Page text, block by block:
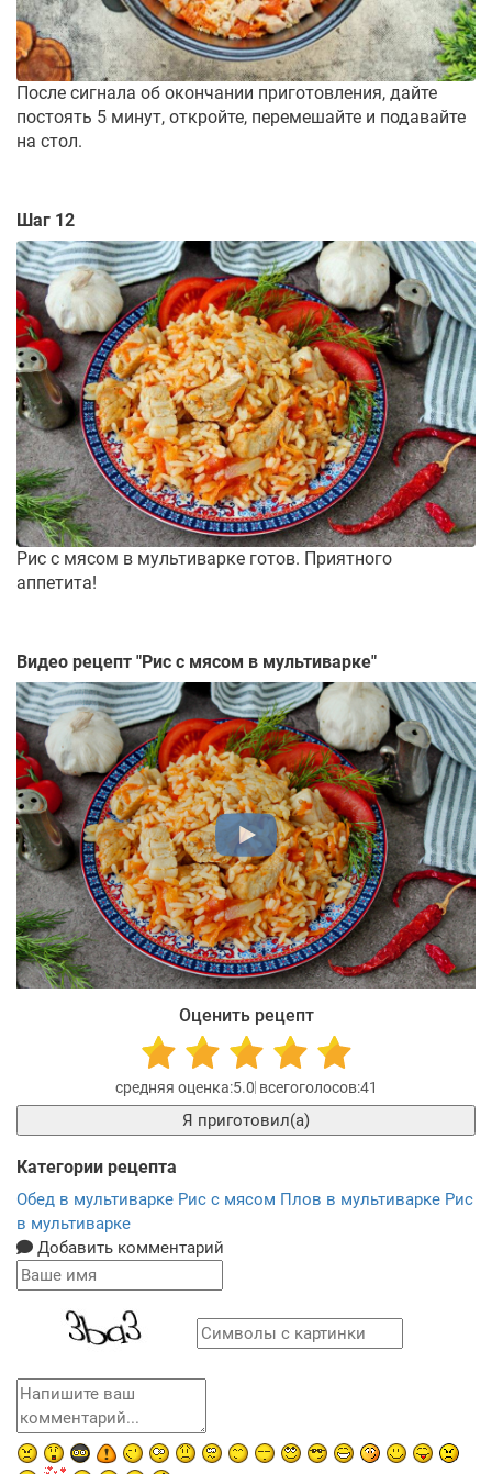
После сигнала об окончании приготовления, дайте
постоять 5 минут, откройте, перемешайте и подавайте
на стол.
Шаг 12
Рис с мясом в мультиварке готов. Приятного
аппетита!
Видео рецепт "Рис с мясом в мультиварке"
Оценить рецепт
5.0 41
Я приготовил(а)
Категории рецепта
Обед в мультиварке Рис с мясом Плов в мультиварке Рис
в мультиварке
Добавить комментарий